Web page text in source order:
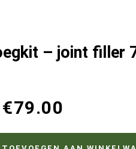
– joint filler
€79.00